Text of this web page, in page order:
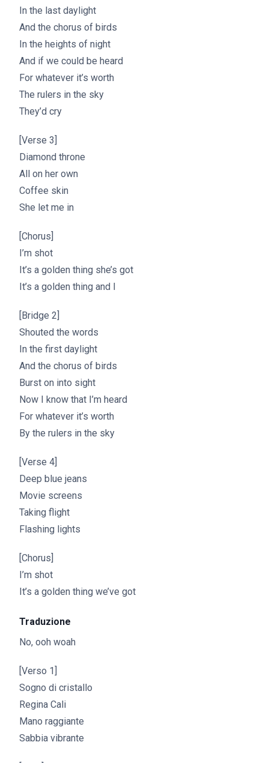
In the last daylight
And the chorus of birds
In the heights of night
And if we could be heard
For whatever it’s worth
The rulers in the sky
They’d cry
[Verse 3]
Diamond throne
All on her own
Coffee skin
She let me in
[Chorus]
I’m shot
It’s a golden thing she’s got
It’s a golden thing and I
[Bridge 2]
Shouted the words
In the first daylight
And the chorus of birds
Burst on into sight
Now I know that I’m heard
For whatever it’s worth
By the rulers in the sky
[Verse 4]
Deep blue jeans
Movie screens
Taking flight
Flashing lights
[Chorus]
I’m shot
It’s a golden thing we’ve got
Traduzione
No, ooh woah
[Verso 1]
Sogno di cristallo
Regina Cali
Mano raggiante
Sabbia vibrante